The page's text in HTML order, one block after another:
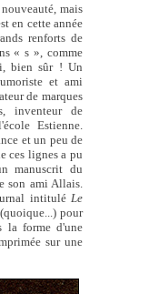
mais
en cette année
renforts de
« s », comme
bien sûr ! Un
et ami
de marques
inventeur de
Estienne.
et un peu de
ces lignes a pu
manuscrit du
son ami Allais.
intitulé Le
pour
la forme d'une
sur une